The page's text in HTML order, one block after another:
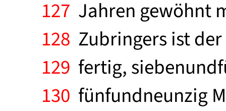
127 Jahren gewöhnt
128 Zubringers ist
129 fertig,
130 fünfundneunzig